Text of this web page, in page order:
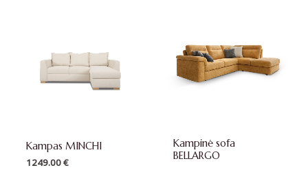
Kampas MINCHI
1249.00€
Kampinė sofa
BELLARGO